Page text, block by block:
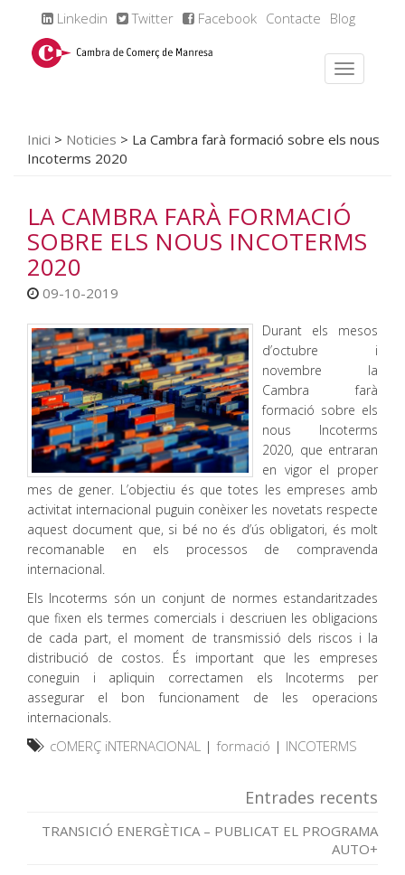
Linkedin Twitter Facebook Contacte Blog
Inici > Noticies > La Cambra farà formació sobre els nous
Incoterms 2020
LA CAMBRA FARÀ FORMACIÓ
SOBRE ELS NOUS INCOTERMS
2020
09-10-2019
Durant els mesos
d’octubre i
novembre la
Cambra farà
formació sobre els
nous Incoterms
2020, que entraran
en vigor el proper
mes de gener. L’objectiu és que totes les empreses amb
activitat internacional puguin conèixer les novetats respecte
aquest document que, si bé no és d’ús obligatori, és molt
recomanable en els processos de compravenda
internacional.
Els Incoterms són un conjunt de normes estandaritzades
que fixen els termes comercials i descriuen les obligacions
de cada part, el moment de transmissió dels riscos i la
distribució de costos. És important que les empreses
coneguin i apliquin correctamen els Incoterms per
assegurar el bon funcionament de les operacions
internacionals.
cOMERÇ iNTERNACIONAL | formació | INCOTERMS
Entrades recents
TRANSICIÓ ENERGÈTICA – PUBLICAT EL PROGRAMA
AUTO+